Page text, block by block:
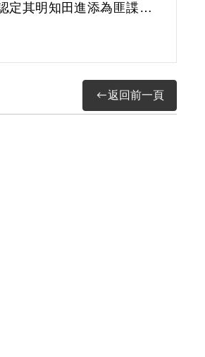
定其明知田進添為匪諜而
徒，原判決未詳予查證
返回前一頁